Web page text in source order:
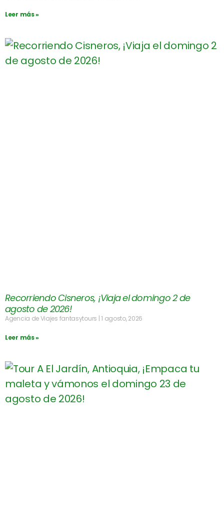
Leer más »
Recorriendo Cisneros, ¡Viaja el domingo 2 de
agosto de 2026!
Agencia de Viajes fantasytours 1 agosto, 2026
Leer más »